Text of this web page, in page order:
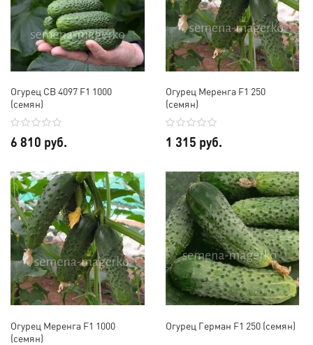
Огурец СВ 4097 F1 1000
(семян)
6 810 руб.
Огурец Меренга F1 250
(семян)
1 315 руб.
Огурец Меренга F1 1000
(семян)
Огурец Герман F1 250 (семян)